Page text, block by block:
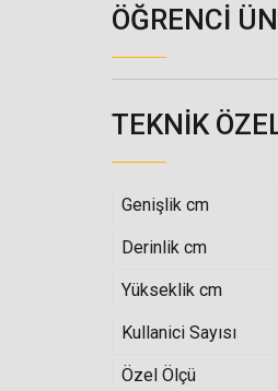
ÖĞRENCİ
TEKNIK
Genişlik cm
Derinlik cm
Yükseklik cm
Kullanici Sayısı
Özel Ölçü